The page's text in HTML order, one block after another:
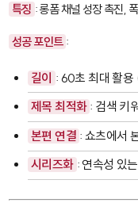
특징 : 롱폼 채널 성장 촉진,
성공 포인트 :
길이 : 60초 최대 활용
제목 최적화 : 검색 키
본편 연결 : 쇼츠에서
시리즈화 : 연속성 있